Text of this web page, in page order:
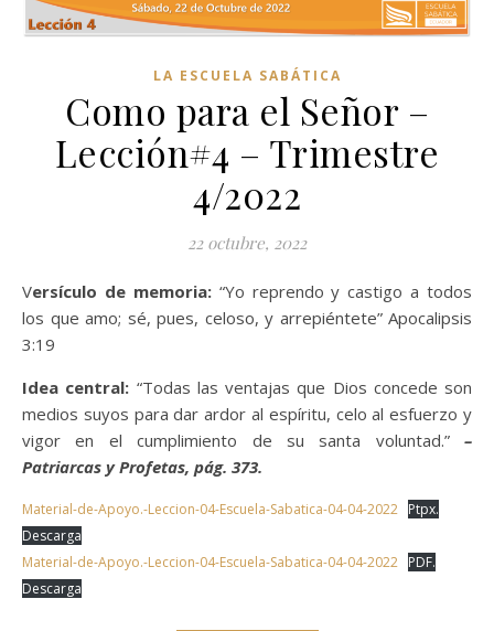
LA ESCUELA SABÁTICA
Como para el Señor –
Lección#4 – Trimestre
4/2022
22 octubre, 2022
Versículo de memoria:“Yo reprendo y castigo a todos
los que amo; sé, pues, celoso, y arrepiéntete” Apocalipsis
3:19
Idea central: “Todas las ventajas que Dios concede son
medios suyos para dar ardor al espíritu, celo al esfuerzo y
vigor en el cumplimiento de su santa voluntad.” –
Patriarcas y Profetas, pág. 373.
Material-de-Apoyo.-Leccion-04-Escuela-Sabatica-04-04-2022 Ptpx.
Descarga
Material-de-Apoyo.-Leccion-04-Escuela-Sabatica-04-04-2022 PDF.
Descarga